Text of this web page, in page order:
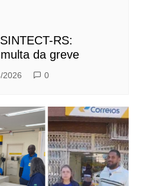
RS:
da greve
2026 0